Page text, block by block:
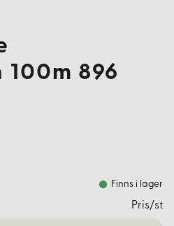
896
Finns i lager
Pris/st